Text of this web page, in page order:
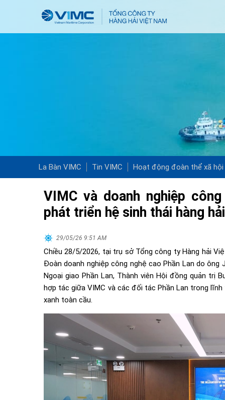
La Bàn VIMC Tin VIMC Hoạt động đoàn thể xã hội
VIMC và doanh nghiệp
phát triển hệ sinh thái hàng
29/05/26 9:51 AM
Chiều 28/5/2026, tại trụ sở Tổng công ty Hàng hải
Đoàn doanh nghiệp công nghệ cao Phần Lan do
Ngoại giao Phần Lan, Thành viên Hội đồng quản trị
hợp tác giữa VIMC và các đối tác Phần Lan trong
xanh toàn cầu.